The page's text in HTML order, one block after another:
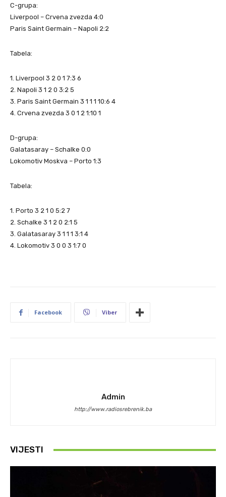
C-grupa:
Liverpool – Crvena zvezda 4:0
Paris Saint Germain – Napoli 2:2
Tabela:
1. Liverpool 3 2 0 1 7:3 6
2. Napoli 3 1 2 0 3:2 5
3. Paris Saint Germain 3 1 1 1 10:6 4
4. Crvena zvezda 3 0 1 2 1:10 1
D-grupa:
Galatasaray – Schalke 0:0
Lokomotiv Moskva – Porto 1:3
Tabela:
1. Porto 3 2 1 0 5:2 7
2. Schalke 3 1 2 0 2:1 5
3. Galatasaray 3 1 1 1 3:1 4
4. Lokomotiv 3 0 0 3 1:7 0
Facebook Viber
Admin
http://www.radiosrebrenik.ba
VIJESTI